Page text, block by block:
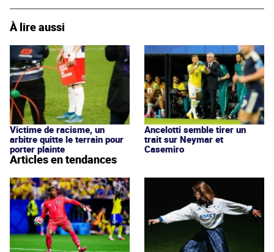
À lire aussi
Victime de racisme, un
arbitre quitte le terrain pour
porter plainte
Ancelotti semble tirer un
trait sur Neymar et
Casemiro
Articles en tendances